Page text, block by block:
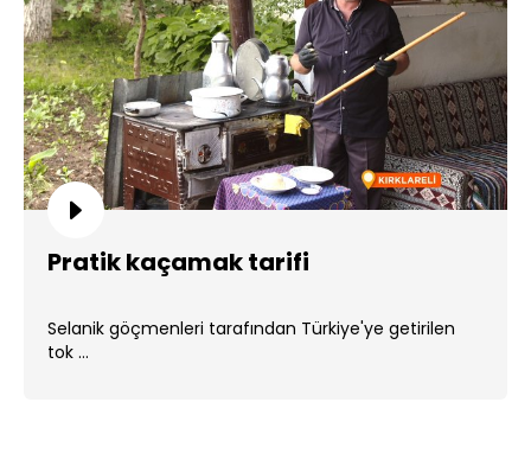
Pratik kaçamak tarifi
Selanik göçmenleri tarafından Türkiye'ye getirilen
tok ...